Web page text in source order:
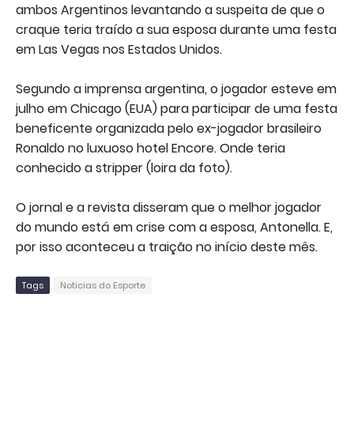
ambos Argentinos levantando a suspeita de que o
craque teria traído a sua esposa durante uma festa
em Las Vegas nos Estados Unidos.
Segundo a imprensa argentina, o jogador esteve em
julho em Chicago (EUA) para participar de uma festa
beneficente organizada pelo ex-jogador brasileiro
Ronaldo no luxuoso hotel Encore. Onde teria
conhecido a stripper (loira da foto).
O jornal e a revista disseram que o melhor jogador
do mundo está em crise com a esposa, Antonella. E,
por isso aconteceu a traição no início deste mês.
Tags Noticias do Esporte